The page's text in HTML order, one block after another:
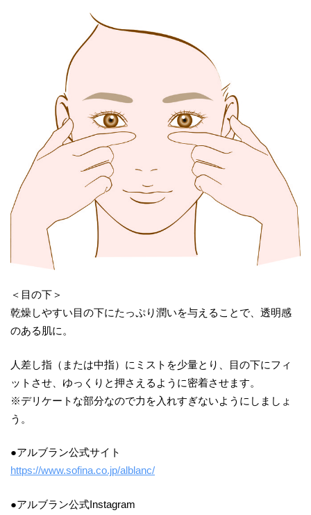
＜目の下＞
乾燥しやすい目の下にたっぷり潤いを与えることで、透明感
のある肌に。
人差し指（または中指）にミストを少量とり、目の下にフィ
ットさせ、ゆっくりと押さえるように密着させます。
※デリケートな部分なので力を入れすぎないようにしましょ
う。
●アルブラン公式サイト
https://www.sofina.co.jp/alblanc/
●アルブラン公式Instagram